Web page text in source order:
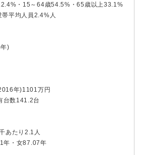
・15～64歳54.5%・65歳以上33.1%
平均人員2.4%人
)
年)1101万円
台数141.2台
あたり2.1人
年・女87.07年